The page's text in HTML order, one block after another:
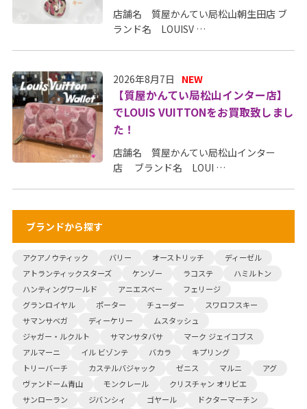
店舗名 質屋かんてい局松山朝生田店 ブ
ランド名 LOUISV …
2026年8月7日 NEW
【質屋かんてい局松山インター店】
でLOUIS VUITTONをお買取致しまし
た！
店舗名 質屋かんてい局松山インター
店 ブランド名 LOUI …
ブランドから探す
アクアノウティック バリー オーストリッチ
ディーゼル
アトランティックスターズ
ケンゾー ラコステ
ハミルトン
ハンティングワールド
アニエスベー
フェリージ
グランロイヤル
ポーター チューダー
スワロフスキー
サマンサベガ
ディーケリー
ムスタッシュ
ジャガー・ルクルト
サマンサタバサ
マーク ジェイコブス
アルマーニ
イル ビゾンテ バカラ
キプリング
トリーバーチ
カステルバジャック ゼニス マルニ
アグ
ヴァンドーム青山
モンクレール
クリスチャン オリビエ
サンローラン
ジバンシィ ゴヤール
ドクターマーチン